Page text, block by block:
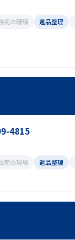
死の現場 遺品整理
4815
死の現場 遺品整理